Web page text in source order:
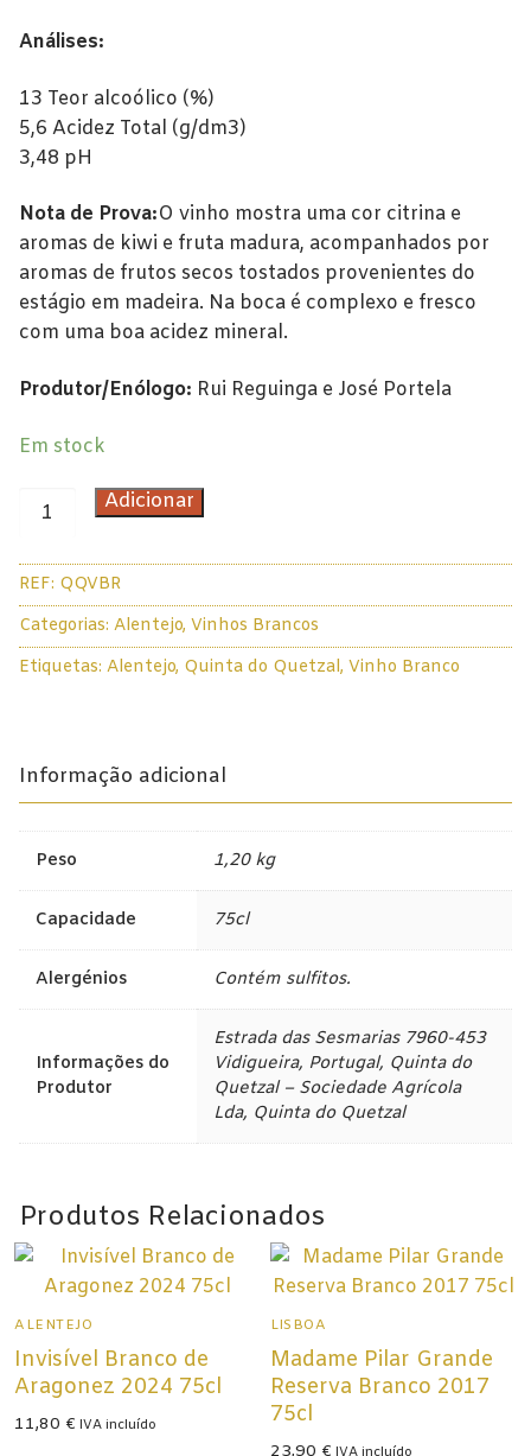
Lisboa
Tejo
Vinhos Rosé
Alentejo
Bairrada
Dão
Douro
Lisboa
Colheita Tardia
Vinhos do Porto
Tawny
Espumantes
Espumantes
Vale Presente
Análises:
13 Teor alcoólico (%)
5,6 Acidez Total (g/dm3)
3,48 pH
Nota de Prova:O vinho mostra uma cor citrina e
aromas de kiwi e fruta madura, acompanhados por
aromas de frutos secos tostados provenientes do
estágio em madeira. Na boca é complexo e fresco
com uma boa acidez mineral.
Produtor/Enólogo: Rui Reguinga e José Portela
Em stock
Quantidade
Quinta
do
Quetzal
Verdelho
Branco
Adicionar
REF: QQVBR
Categorias: Alentejo, Vinhos Brancos
Etiquetas: Alentejo, Quinta do Quetzal, Vinho Branco
Informação adicional
Peso 1,20 kg
Capacidade 75cl
Alergénios Contém sulfitos.
Informações do
Produtor
Estrada das Sesmarias 7960-453
Vidigueira, Portugal, Quinta do
Quetzal – Sociedade Agrícola
Lda, Quinta do Quetzal
Produtos Relacionados
ALENTEJO
Invisível Branco de
Aragonez 2024 75cl
11,80 € IVA incluído
LISBOA
Madame Pilar Grande
Reserva Branco 2017
75cl
IVA incluído